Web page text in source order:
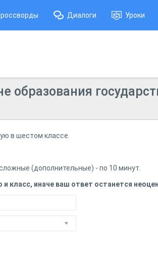
Диалоги Уроки
образования
в шестом классе.
(дополнительные) - по 10 минут.
класс, иначе ваш ответ останется